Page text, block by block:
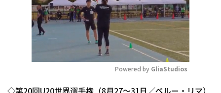
Mute
Powered by GliaStudios